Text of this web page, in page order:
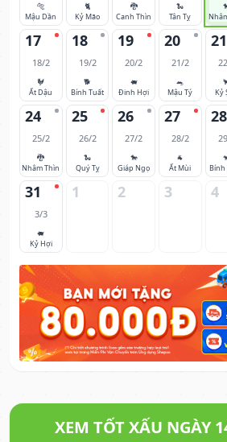
🐅
Mậu Dần
🐈
Kỷ Mão
🐉
Canh Thìn
🐍
Tân Tỵ
17
18/2
🐓
Ất Dậu
18
19/2
🐕
Bính Tuất
19
20/2
🐖
Đinh Hợi
20
21/2
🐀
Mậu Tý
21
Kỷ
24
25/2
🐉
Nhâm Thìn
25
26/2
🐍
Quý Tỵ
26
27/2
🐎
Giáp Ngọ
27
28/2
🐐
Ất Mùi
28
Bính
31
3/3
🐖
Kỷ Hợi
1 2 3 4
XEM TỐT XẤU NGÀY